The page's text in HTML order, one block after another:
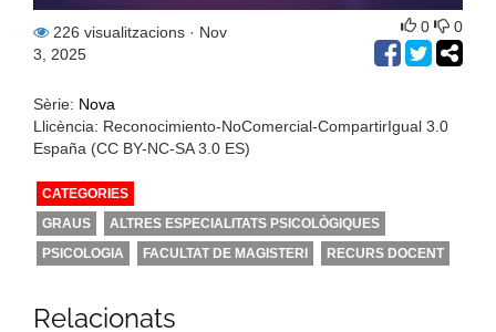
226 visualitzacions · Nov
3, 2025
0 0
Sèrie: Nova
Llicència: Reconocimiento-NoComercial-CompartirIgual 3.0
España (CC BY-NC-SA 3.0 ES)
CATEGORIES
GRAUS
ALTRES ESPECIALITATS PSICOLÒGIQUES
PSICOLOGIA
FACULTAT DE MAGISTERI RECURS DOCENT
Relacionats